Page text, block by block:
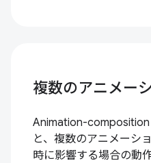
複数のアニメー
Animation-composition
と、複数のアニメーシ
時に影響する場合の動